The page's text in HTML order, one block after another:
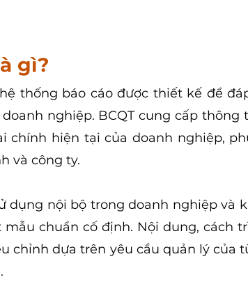
gì?
thống báo cáo được thiết kế để
nghiệp. BCQT cung cấp thông
chính hiện tại của doanh nghiệp,
và công ty.
dụng nội bộ trong doanh nghiệp và
chuẩn cố định. Nội dung, cách
chỉnh dựa trên yêu cầu quản lý của